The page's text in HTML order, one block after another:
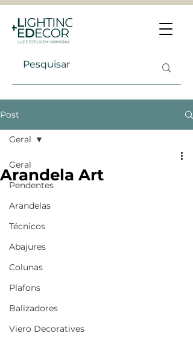
Post
Geral
Pendentes
Arandelas
Técnicos
Abajures
Colunas
Plafons
Balizadores
Viero Decoratives
Geral
Arandela Art